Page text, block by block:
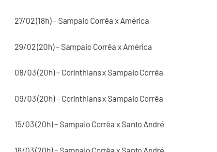
27/02 (18h) – Sampaio Corrêa x América
29/02 (20h) – Sampaio Corrêa x América
08/03 (20h) – Corinthians x Sampaio Corrêa
09/03 (20h) – Corinthians x Sampaio Corrêa
15/03 (20h) – Sampaio Corrêa x Santo André
16/03 (20h) – Sampaio Corrêa x Santo André